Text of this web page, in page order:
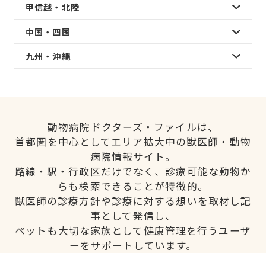
甲信越・北陸
中国・四国
九州・沖縄
動物病院ドクターズ・ファイルは、
首都圏を中心としてエリア拡大中の獣医師・動物
病院情報サイト。
路線・駅・行政区だけでなく、診療可能な動物か
らも検索できることが特徴的。
獣医師の診療方針や診療に対する想いを取材し記
事として発信し、
ペットも大切な家族として健康管理を行うユーザ
ーをサポートしています。